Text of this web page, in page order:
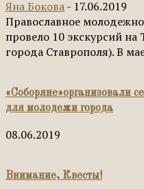
Яна Бокова- 17.06.2019
Православное
провело 10 экскурсий
города Ставрополя). В
«Соборяне»организовали
для молодежи города
08.06.2019
Внимание, Квесты!